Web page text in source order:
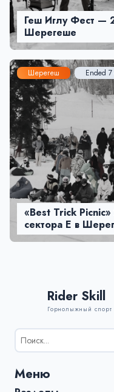
Геш Иглу Фест —
Шерегеше
Шерегеш Ended
«Best Trick
сектора Е в
Rider Skill
Горнолыжный спорт
Результаты
поиска
%s:
Меню